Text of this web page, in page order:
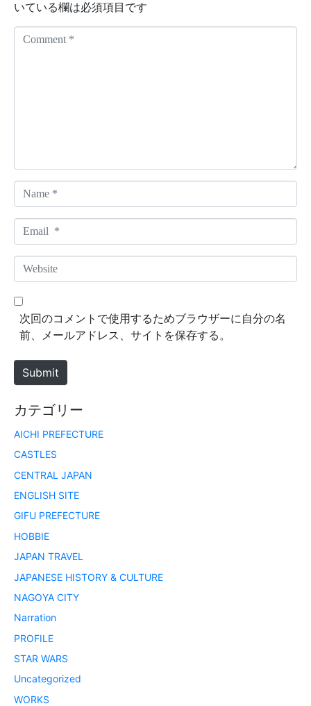
いている欄は必須項目です
a
m
*
m
a
*
W
e
b
e
次回のコメントで使用するためブラウザーに自分の名
前、メールアドレス、サイトを保存する。
Submit
カテゴリー
AICHI PREFECTURE
CASTLES
CENTRAL JAPAN
ENGLISH SITE
GIFU PREFECTURE
HOBBIE
JAPAN TRAVEL
JAPANESE HISTORY & CULTURE
NAGOYA CITY
Narration
PROFILE
STAR WARS
Uncategorized
WORKS